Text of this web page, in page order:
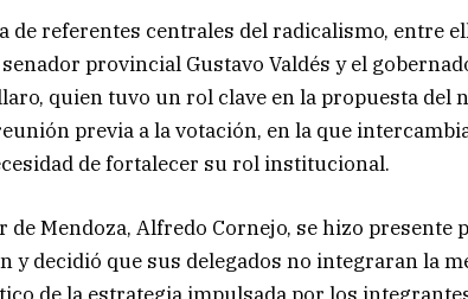
de referentes centrales del radicalismo, entre
provincial Gustavo Valdés y el
quien tuvo un rol clave en la propuesta del
previa a la votación, en la que
de fortalecer su rol institucional.
Mendoza, Alfredo Cornejo, se hizo presente
y decidió que sus delegados no integraran la